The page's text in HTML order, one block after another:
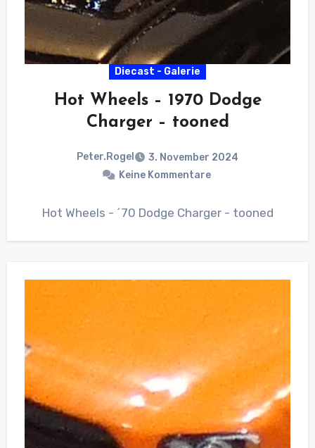
Diecast - Galerie
Hot Wheels – 1970 Dodge
Charger – tooned
Peter.Rogel
3. November 2024
Keine Kommentare
Hot Wheels - ´70 Dodge Charger - tooned